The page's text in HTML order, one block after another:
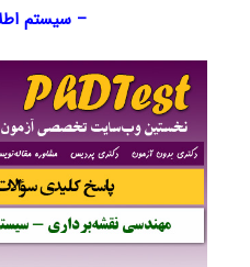
– سیستم